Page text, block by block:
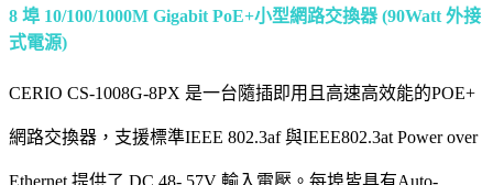
8 埠 10/100/1000M Gigabit PoE+小型網路交換器 (90Watt 外接
式電源)
CERIO CS-1008G-8PX 是一台隨插即用且高速高效能的POE+
網路交換器，支援標準IEEE 802.3af 與IEEE802.3at Power over
Ethernet 提供了 DC 48- 57V 輸入電壓。每埠皆具有Auto-